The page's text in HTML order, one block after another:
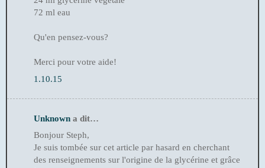
72 ml eau
Qu'en pensez-vous?
Merci pour votre aide!
1.10.15
Unknown a dit…
Bonjour Steph,
Je suis tombée sur cet article par hasard en cherchant
des renseignements sur l'origine de la glycérine et grâce